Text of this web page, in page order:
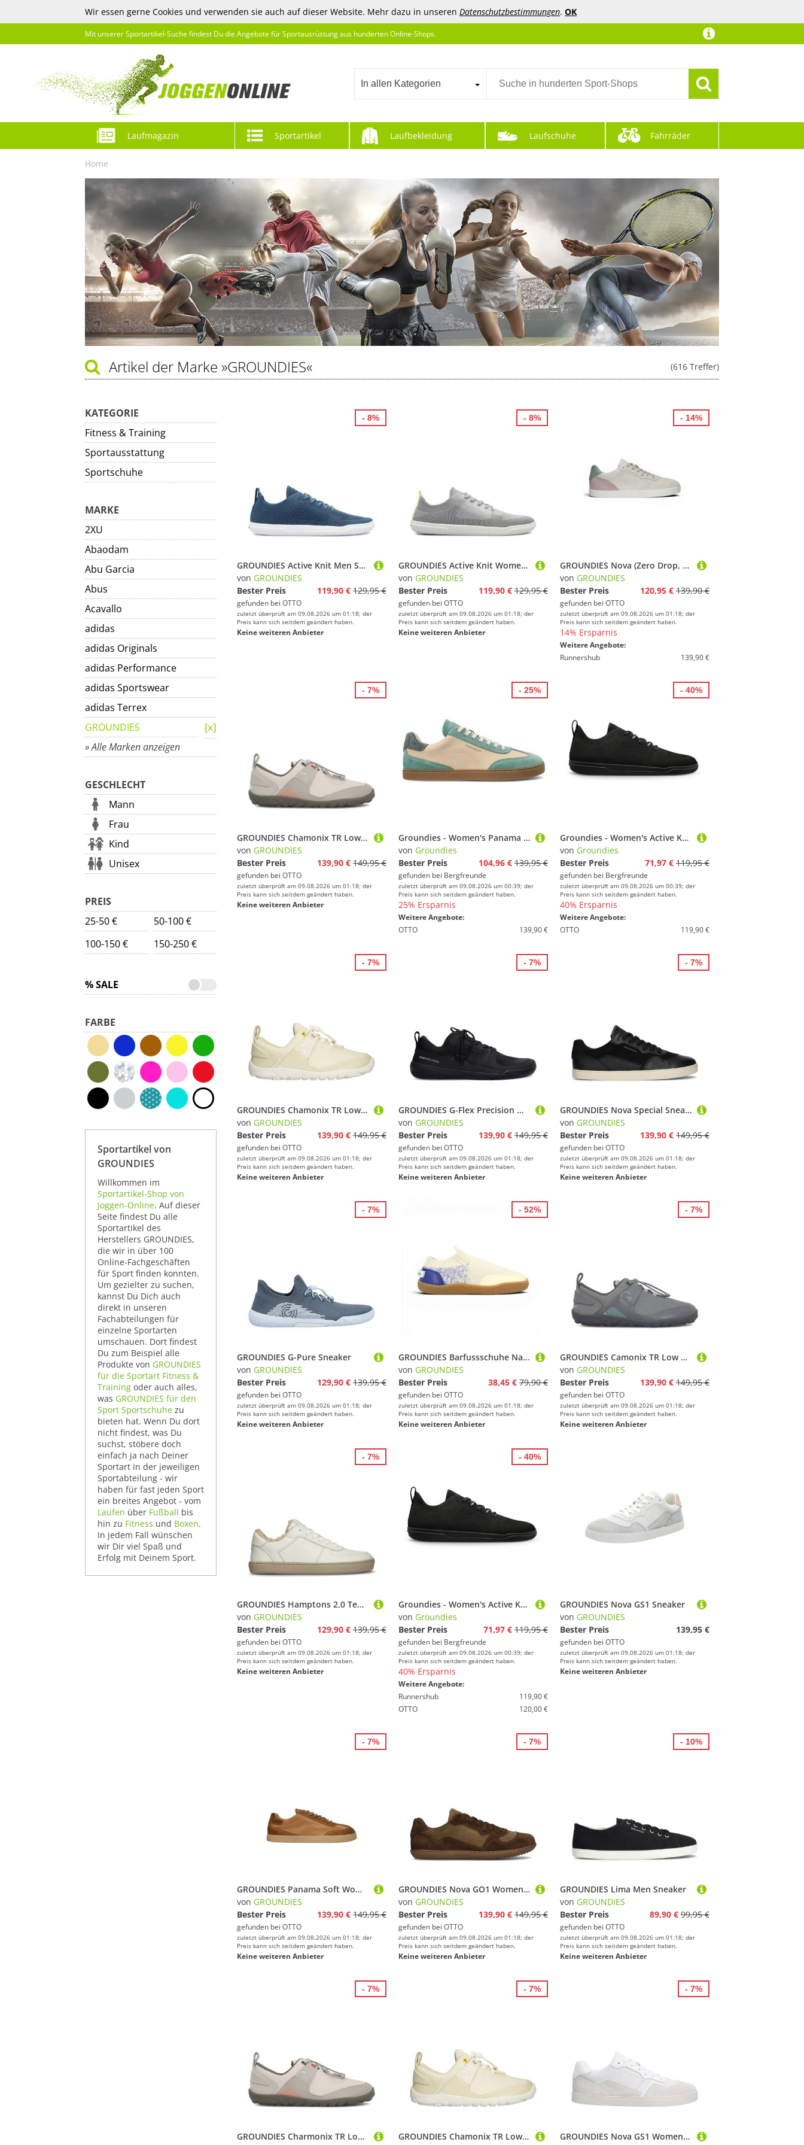
Wir essen gerne Cookies und verwenden sie auch auf dieser Website. Mehr dazu in unseren Datenschutzbestimmungen. OK
Mit unserer Sportartikel-Suche findest Du die Angebote für Sportausrüstung aus hunderten Online-Shops.
In allen Kategorien
Laufmagazin Sportartikel Laufbekleidung Laufschuhe Fahrräder
Home
(616 Treffer)
Artikel der Marke »GROUNDIES«
KATEGORIE
Fitness & Training
Sportausstattung
Sportschuhe
MARKE
2XU
Abaodam
Abu Garcia
Abus
Acavallo
adidas
adidas Originals
adidas Performance
adidas Sportswear
adidas Terrex
GROUNDIES
» Alle Marken anzeigen
GESCHLECHT
Mann
Frau
Kind
Unisex
PREIS
25-50 €
50-100 €
100-150 €
150-250 €
% SALE
FARBE
Sportartikel von
GROUNDIES
Willkommen im
Sportartikel-Shop von
Joggen-Online. Auf dieser
Seite findest Du alle
Sportartikel des
Herstellers GROUNDIES,
die wir in über 100
Online-Fachgeschäften
für Sport finden konnten.
Um gezielter zu suchen,
kannst Du Dich auch
direkt in unseren
Fachabteilungen für
einzelne Sportarten
umschauen. Dort findest
Du zum Beispiel alle
Produkte von GROUNDIES
für die Sportart Fitness &
Training oder auch alles,
was GROUNDIES für den
Sport Sportschuhe zu
bieten hat. Wenn Du dort
nicht findest, was Du
suchst, stöbere doch
einfach ja nach Deiner
Sportart in der jeweiligen
Sportabteilung - wir
haben für fast jeden Sport
ein breites Angebot - vom
Laufen über Fußball bis
hin zu Fitness und Boxen.
In jedem Fall wünschen
wir Dir viel Spaß und
Erfolg mit Deinem Sport.
GROUNDIES Active Knit Men Sneaker
von GROUNDIES
Bester Preis
119,90 € 129,95 €
gefunden bei OTTO
zuletzt überprüft am 09.08.2026 um 01:18; der
Preis kann sich seitdem geändert haben.
Keine weiteren Anbieter
- 8%
GROUNDIES Active Knit Women Sneaker
von GROUNDIES
Bester Preis
119,90 € 129,95 €
gefunden bei OTTO
zuletzt überprüft am 09.08.2026 um 01:18; der
Preis kann sich seitdem geändert haben.
Keine weiteren Anbieter
- 8%
GROUNDIES Nova (Zero Drop, Veloursleder) beige/pink Damen Sneaker
von GROUNDIES
Bester Preis
120,95 € 139,90 €
gefunden bei OTTO
zuletzt überprüft am 09.08.2026 um 01:18; der
Preis kann sich seitdem geändert haben.
14% Ersparnis
Weitere Angebote:
Runnershub
139,90 €
- 14%
GROUNDIES Chamonix TR Low Sneaker
von GROUNDIES
Bester Preis
139,90 € 149,95 €
gefunden bei OTTO
zuletzt überprüft am 09.08.2026 um 01:18; der
Preis kann sich seitdem geändert haben.
Keine weiteren Anbieter
- 7%
Groundies - Women's Panama - Barfußschuhe Gr 40 beige
von Groundies
Bester Preis
104,96 € 139,95 €
gefunden bei Bergfreunde
zuletzt überprüft am 09.08.2026 um 00:39; der
Preis kann sich seitdem geändert haben.
25% Ersparnis
Weitere Angebote:
OTTO
139,90 €
- 25%
Groundies - Women's Active Knit - Barfußschuhe Gr 39 schwarz
von Groundies
Bester Preis
71,97 € 119,95 €
gefunden bei Bergfreunde
zuletzt überprüft am 09.08.2026 um 00:39; der
Preis kann sich seitdem geändert haben.
40% Ersparnis
Weitere Angebote:
OTTO
119,90 €
- 40%
GROUNDIES Chamonix TR Low Wome Sneaker
von GROUNDIES
Bester Preis
139,90 € 149,95 €
gefunden bei OTTO
zuletzt überprüft am 09.08.2026 um 01:18; der
Preis kann sich seitdem geändert haben.
Keine weiteren Anbieter
- 7%
GROUNDIES G-Flex Precision Men Sneaker
von GROUNDIES
Bester Preis
139,90 € 149,95 €
gefunden bei OTTO
zuletzt überprüft am 09.08.2026 um 01:18; der
Preis kann sich seitdem geändert haben.
Keine weiteren Anbieter
- 7%
GROUNDIES Nova Special Sneaker
von GROUNDIES
Bester Preis
139,90 € 149,95 €
gefunden bei OTTO
zuletzt überprüft am 09.08.2026 um 01:18; der
Preis kann sich seitdem geändert haben.
Keine weiteren Anbieter
- 7%
GROUNDIES G-Pure Sneaker
von GROUNDIES
Bester Preis
129,90 € 139,95 €
gefunden bei OTTO
zuletzt überprüft am 09.08.2026 um 01:18; der
Preis kann sich seitdem geändert haben.
Keine weiteren Anbieter
- 7%
GROUNDIES Barfussschuhe Nara (Strickmaterial, Zero Drop, anatomisch Zehenbox) Sneaker
von GROUNDIES
Bester Preis
38,45 € 79,90 €
gefunden bei OTTO
zuletzt überprüft am 09.08.2026 um 01:18; der
Preis kann sich seitdem geändert haben.
Keine weiteren Anbieter
- 52%
GROUNDIES Camonix TR Low Sneaker
von GROUNDIES
Bester Preis
139,90 € 149,95 €
gefunden bei OTTO
zuletzt überprüft am 09.08.2026 um 01:18; der
Preis kann sich seitdem geändert haben.
Keine weiteren Anbieter
- 7%
GROUNDIES Hamptons 2.0 Teddy Sneaker
von GROUNDIES
Bester Preis
129,90 € 139,95 €
gefunden bei OTTO
zuletzt überprüft am 09.08.2026 um 01:18; der
Preis kann sich seitdem geändert haben.
Keine weiteren Anbieter
- 7%
Groundies - Women's Active Knit - Barfußschuhe Gr 41 schwarz
von Groundies
Bester Preis
71,97 € 119,95 €
gefunden bei Bergfreunde
zuletzt überprüft am 09.08.2026 um 00:39; der
Preis kann sich seitdem geändert haben.
40% Ersparnis
Weitere Angebote:
Runnershub
119,90 €
OTTO
120,00 €
- 40%
GROUNDIES Nova GS1 Sneaker
von GROUNDIES
Bester Preis
139,95 €
gefunden bei OTTO
zuletzt überprüft am 09.08.2026 um 01:18; der
Preis kann sich seitdem geändert haben.
Keine weiteren Anbieter
GROUNDIES Panama Soft Women Sneaker
von GROUNDIES
Bester Preis
139,90 € 149,95 €
gefunden bei OTTO
zuletzt überprüft am 09.08.2026 um 01:18; der
Preis kann sich seitdem geändert haben.
Keine weiteren Anbieter
- 7%
GROUNDIES Nova GO1 Women Sneaker
von GROUNDIES
Bester Preis
139,90 € 149,95 €
gefunden bei OTTO
zuletzt überprüft am 09.08.2026 um 01:18; der
Preis kann sich seitdem geändert haben.
Keine weiteren Anbieter
- 7%
GROUNDIES Lima Men Sneaker
von GROUNDIES
Bester Preis
89,90 € 99,95 €
gefunden bei OTTO
zuletzt überprüft am 09.08.2026 um 01:18; der
Preis kann sich seitdem geändert haben.
Keine weiteren Anbieter
- 10%
GROUNDIES Charmonix TR Low Sneaker
- 7%
GROUNDIES Chamonix TR Low Men Sneaker
- 7%
GROUNDIES Nova GS1 Women Sneaker
- 7%